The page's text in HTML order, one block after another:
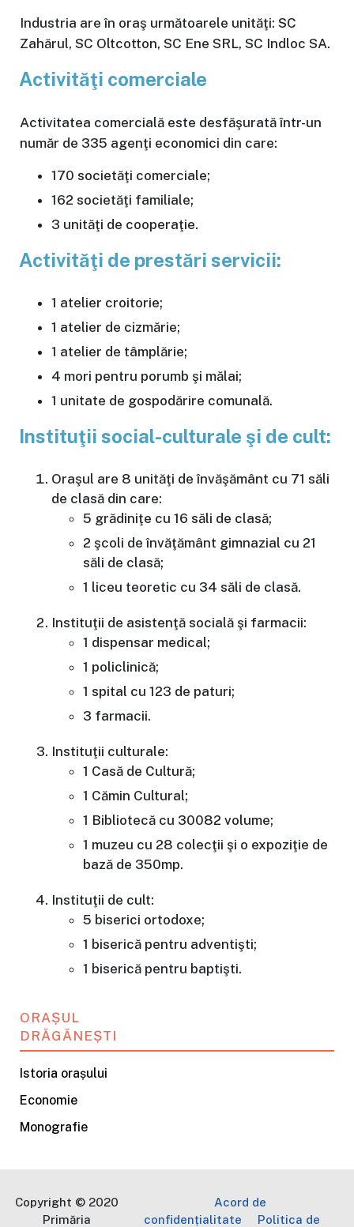
Industria are în oraş următoarele unităţi: SC
Zahărul, SC Oltcotton, SC Ene SRL, SC Indloc SA.
Activităţi comerciale
Activitatea comercială este desfăşurată într-un
număr de 335 agenţi economici din care:
170 societăţi comerciale;
162 societăţi familiale;
3 unităţi de cooperaţie.
Activităţi de prestări servicii:
1 atelier croitorie;
1 atelier de cizmărie;
1 atelier de tâmplărie;
4 mori pentru porumb şi mălai;
1 unitate de gospodărire comunală.
Instituţii social-culturale şi de cult:
Oraşul are 8 unităţi de învăşământ cu 71 săli
de clasă din care:
5 grădiniţe cu 16 săli de clasă;
2 şcoli de învăţământ gimnazial cu 21
săli de clasă;
1 liceu teoretic cu 34 săli de clasă.
Instituţii de asistenţă socială şi farmacii:
1 dispensar medical;
1 policlinică;
1 spital cu 123 de paturi;
3 farmacii.
Instituţii culturale:
1 Casă de Cultură;
1 Cămin Cultural;
1 Bibliotecă cu 30082 volume;
1 muzeu cu 28 colecţii şi o expoziţie de
bază de 350mp.
Instituţii de cult:
5 biserici ortodoxe;
1 biserică pentru adventişti;
1 biserică pentru baptişti.
ORAȘUL
DRĂGĂNEȘTI
Istoria orașului
Economie
Monografie
Copyright © 2020
Primăria
Acord de
confidențialitate
Politica de